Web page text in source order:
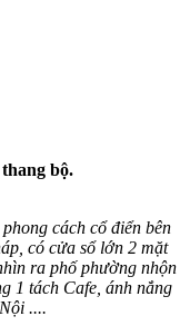
bộ.
cách cổ điển bên
có cửa sổ lớn 2 mặt
ra phố phường nhộn
1 tách Cafe, ánh nắng
....